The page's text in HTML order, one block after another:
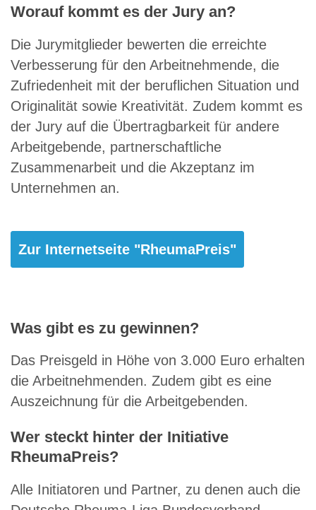
Worauf kommt es der Jury an?
Die Jurymitglieder bewerten die erreichte
Verbesserung für den Arbeitnehmende, die
Zufriedenheit mit der beruflichen Situation und
Originalität sowie Kreativität. Zudem kommt es
der Jury auf die Übertragbarkeit für andere
Arbeitgebende, partnerschaftliche
Zusammenarbeit und die Akzeptanz im
Unternehmen an.
Zur Internetseite "RheumaPreis"
Was gibt es zu gewinnen?
Das Preisgeld in Höhe von 3.000 Euro erhalten
die Arbeitnehmenden. Zudem gibt es eine
Auszeichnung für die Arbeitgebenden.
Wer steckt hinter der Initiative
RheumaPreis?
Alle Initiatoren und Partner, zu denen auch die